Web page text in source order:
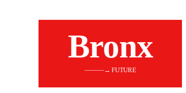
Bronx
———→ FUTURE